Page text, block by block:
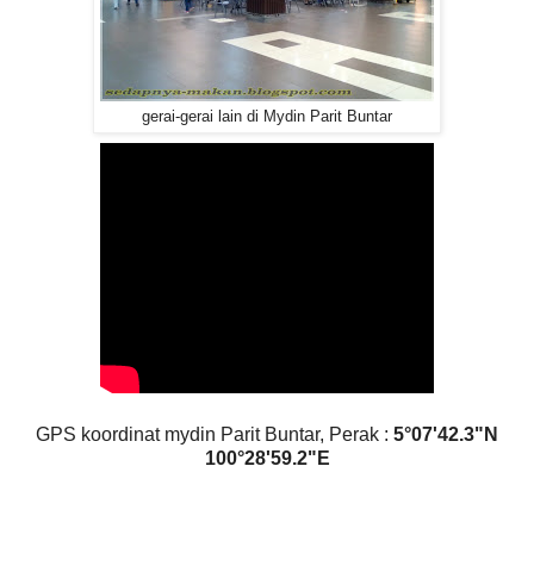
gerai-gerai lain di Mydin Parit Buntar
GPS koordinat mydin Parit Buntar, Perak : 5°07'42.3"N
100°28'59.2"E